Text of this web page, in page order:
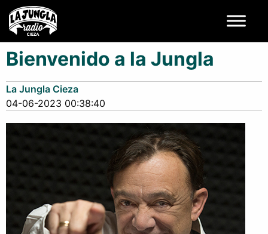
Bienvenido a la Jungla
La Jungla Cieza
04-06-2023 00:38:40